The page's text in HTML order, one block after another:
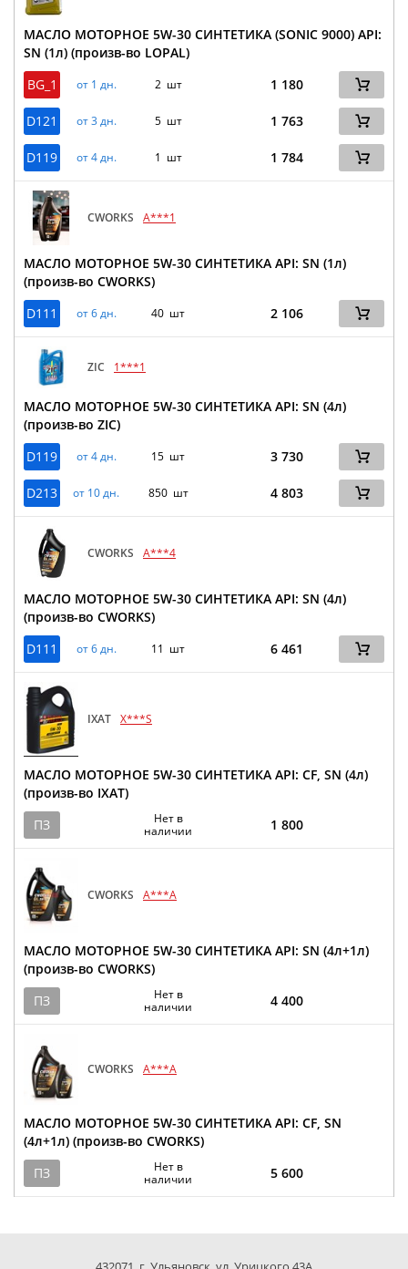
МАСЛО МОТОРНОЕ 5W-30 СИНТЕТИКА (SONIC 9000) API:
SN (1л) (произв-во LOPAL)
BG_1
от 1 дн. 2 шт 1 180
D121 от 3 дн. 5 шт 1 763
D119 от 4 дн. 1 шт 1 784
CWORKS A***1
МАСЛО МОТОРНОЕ 5W-30 СИНТЕТИКА API: SN (1л)
(произв-во CWORKS)
D111
от 6 дн. 40 шт 2 106
ZIC 1***1
МАСЛО МОТОРНОЕ 5W-30 СИНТЕТИКА API: SN (4л)
(произв-во ZIC)
D119
от 4 дн. 15 шт 3 730
D213 от 10 дн. 850 шт 4 803
CWORKS A***4
МАСЛО МОТОРНОЕ 5W-30 СИНТЕТИКА API: SN (4л)
(произв-во CWORKS)
D111
от 6 дн. 11 шт 6 461
IXAT X***S
МАСЛО МОТОРНОЕ 5W-30 СИНТЕТИКА API: CF, SN (4л)
(произв-во IXAT)
ПЗ
Нет в
наличии
1 800
CWORKS A***A
МАСЛО МОТОРНОЕ 5W-30 СИНТЕТИКА API: SN (4л+1л)
(произв-во CWORKS)
ПЗ
Нет в
наличии
4 400
CWORKS A***A
МАСЛО МОТОРНОЕ 5W-30 СИНТЕТИКА API: CF, SN
(4л+1л) (произв-во CWORKS)
ПЗ
Нет в
наличии
5 600